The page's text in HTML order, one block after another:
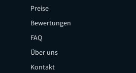
Preise
Bewertungen
FAQ
Über uns
Kontakt